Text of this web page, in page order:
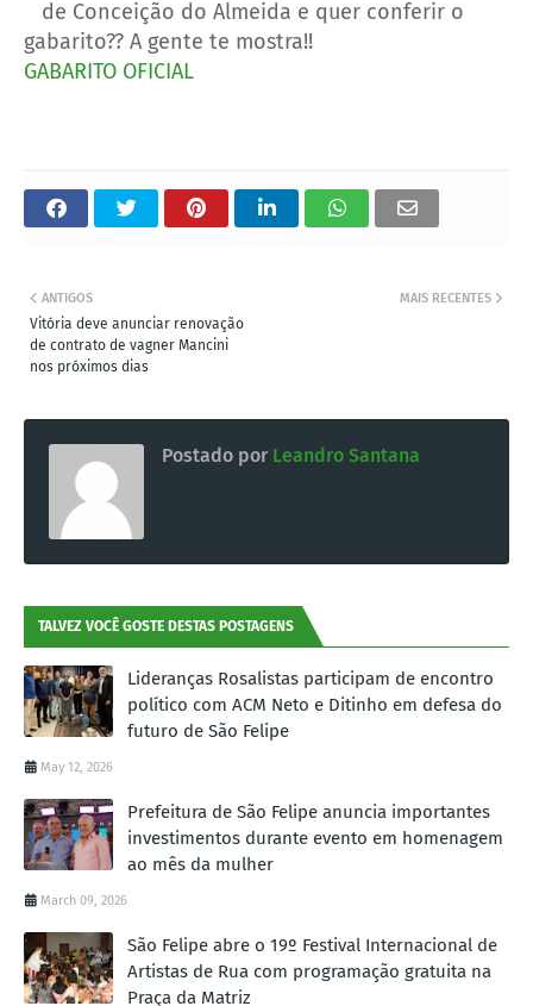
de Conceição do Almeida e quer conferir o
gabarito?? A gente te mostra!!
GABARITO OFICIAL
MAIS RECENTES
ANTIGOS
Vitória deve anunciar renovação
de contrato de vagner Mancini
nos próximos dias
Postado por Leandro Santana
TALVEZ VOCÊ GOSTE DESTAS POSTAGENS
Lideranças Rosalistas participam de encontro
político com ACM Neto e Ditinho em defesa do
futuro de São Felipe
May 12, 2026
Prefeitura de São Felipe anuncia importantes
investimentos durante evento em homenagem
ao mês da mulher
March 09, 2026
São Felipe abre o 19º Festival Internacional de
Artistas de Rua com programação gratuita na
Praça da Matriz